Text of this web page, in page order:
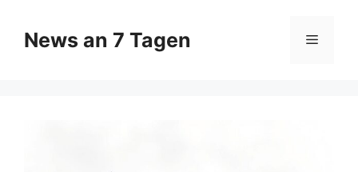
Inhalt
springen
News an 7 Tagen Menü